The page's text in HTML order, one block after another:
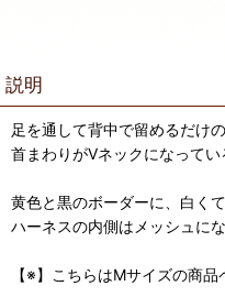
説明
足を通して背中で留めるだけ
首まわりがVネックになって
黄色と黒のボーダーに、白く
ハーネスの内側はメッシュに
【※】こちらはMサイズの商品